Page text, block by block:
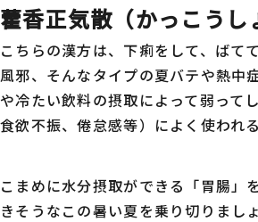
藿香正気散（かっこうし
こちらの漢方は、下痢をして、ばて
風邪、そんなタイプの夏バテや熱中
や冷たい飲料の摂取によって弱って
食欲不振、倦怠感等）によく使われ
こまめに水分摂取ができる「胃腸」
きそうなこの暑い夏を乗り切りまし